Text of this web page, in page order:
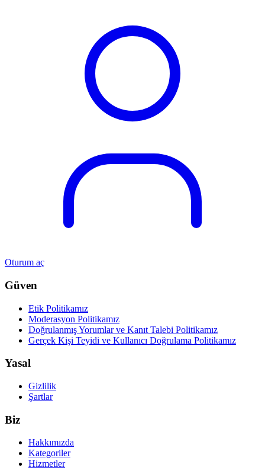
Oturum aç
Güven
Etik Politikamız
Moderasyon Politikamız
Doğrulanmış Yorumlar ve Kanıt Talebi Politikamız
Gerçek Kişi Teyidi ve Kullanıcı Doğrulama Politikamız
Yasal
Gizlilik
Şartlar
Biz
Hakkımızda
Kategoriler
Hizmetler